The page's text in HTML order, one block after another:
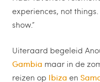
experiences, not
show.”
Uiteraard begeleid
Gambia maar in de
reizen op Ibiza en